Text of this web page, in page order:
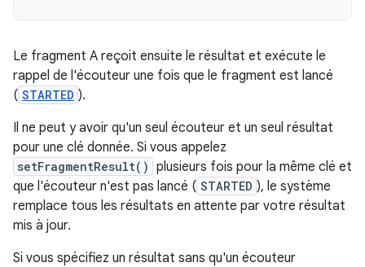
Le fragment A reçoit ensuite le résultat et exécute le
rappel de l'écouteur une fois que le fragment est lancé
( STARTED ).
Il ne peut y avoir qu'un seul écouteur et un seul résultat
pour une clé donnée. Si vous appelez
setFragmentResult() plusieurs fois pour la même clé et
que l'écouteur n'est pas lancé ( STARTED ), le système
remplace tous les résultats en attente par votre résultat
mis à jour.
Si vous spécifiez un résultat sans qu'un écouteur